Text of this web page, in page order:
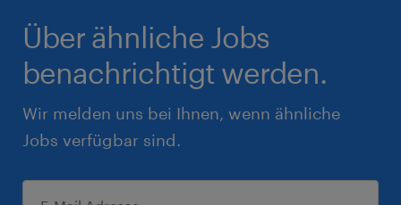
Über ähnliche Jobs
benachrichtigt werden.
Wir melden uns bei Ihnen, wenn ähnliche
Jobs verfügbar sind.